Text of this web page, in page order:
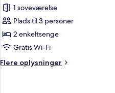
af
Premier-
værelse
med
enkeltsenge
1 soveværelse
Plads til 3 personer
2 enkeltsenge
Gratis Wi-Fi
Flere oplysninger
Flere